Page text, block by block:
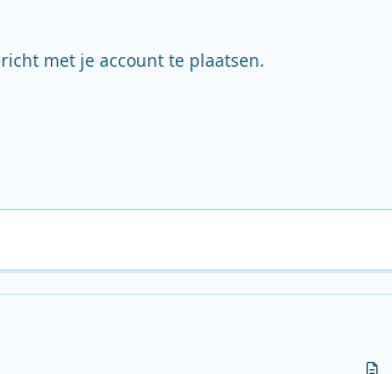
met je account te plaatsen.